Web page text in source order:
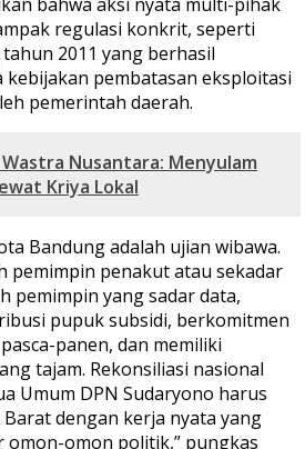
regulasi konkrit, seperti
2011 yang berhasil
pembatasan eksploitasi
pemerintah daerah.
Nusantara: Menyulam
Kriya Lokal
Bandung adalah ujian wibawa.
pemimpin penakut atau sekadar
pemimpin yang sadar data,
pupuk subsidi, berkomitmen
panen, dan memiliki
tajam. Rekonsiliasi nasional
Umum DPN Sudaryono harus
dengan kerja nyata yang
omon-omon politik,” pungkas